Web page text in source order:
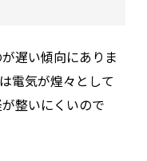
遅い傾向にありま
電気が煌々として
整いにくいので